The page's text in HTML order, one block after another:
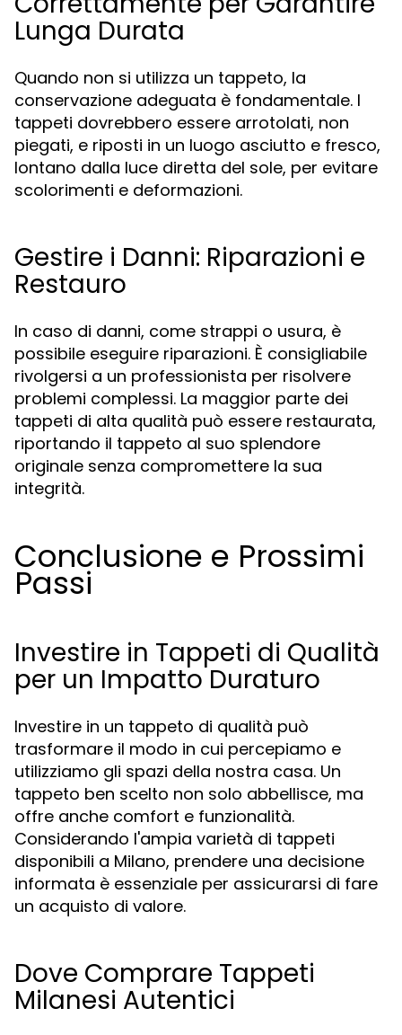
Lunga Durata
Quando non si utilizza un tappeto, la
conservazione adeguata è fondamentale. I
tappeti dovrebbero essere arrotolati, non
piegati, e riposti in un luogo asciutto e fresco,
lontano dalla luce diretta del sole, per evitare
scolorimenti e deformazioni.
Gestire i Danni: Riparazioni e
Restauro
In caso di danni, come strappi o usura, è
possibile eseguire riparazioni. È consigliabile
rivolgersi a un professionista per risolvere
problemi complessi. La maggior parte dei
tappeti di alta qualità può essere restaurata,
riportando il tappeto al suo splendore
originale senza compromettere la sua
integrità.
Conclusione e Prossimi
Passi
Investire in Tappeti di Qualità
per un Impatto Duraturo
Investire in un tappeto di qualità può
trasformare il modo in cui percepiamo e
utilizziamo gli spazi della nostra casa. Un
tappeto ben scelto non solo abbellisce, ma
offre anche comfort e funzionalità.
Considerando l'ampia varietà di tappeti
disponibili a Milano, prendere una decisione
informata è essenziale per assicurarsi di fare
un acquisto di valore.
Dove Comprare Tappeti
Milanesi Autentici